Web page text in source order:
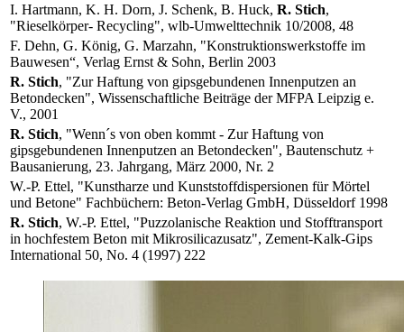
I. Hartmann, K. H. Dorn, J. Schenk, B. Huck, R. Stich,
"Rieselkörper- Recycling", wlb-Umwelttechnik 10/2008, 48
F. Dehn, G. König, G. Marzahn, "Konstruktionswerkstoffe im
Bauwesen“, Verlag Ernst & Sohn, Berlin 2003
R. Stich, "Zur Haftung von gipsgebundenen Innenputzen an
Betondecken", Wissenschaftliche Beiträge der MFPA Leipzig e.
V., 2001
R. Stich, "Wenn´s von oben kommt - Zur Haftung von
gipsgebundenen Innenputzen an Betondecken", Bautenschutz +
Bausanierung, 23. Jahrgang, März 2000, Nr. 2
W.-P. Ettel, "Kunstharze und Kunststoffdispersionen für Mörtel
und Betone" Fachbüchern: Beton-Verlag GmbH, Düsseldorf 1998
R. Stich, W.-P. Ettel, "Puzzolanische Reaktion und Stofftransport
in hochfestem Beton mit Mikrosilicazusatz", Zement-Kalk-Gips
International 50, No. 4 (1997) 222